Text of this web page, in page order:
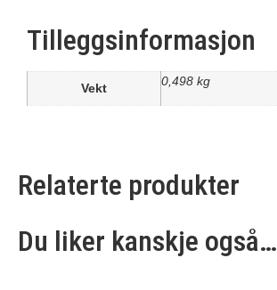
Tilleggsinformasjon
Vekt 0,498 kg
Relaterte produkter
Du liker kanskje også…